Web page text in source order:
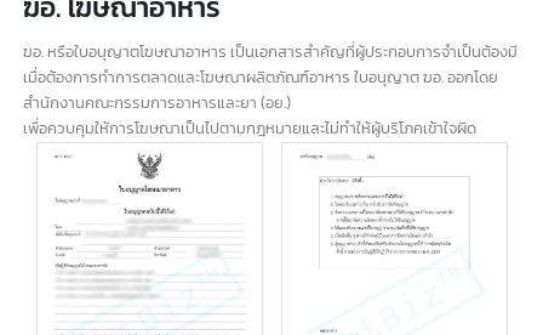
6. 获得许可证延期
6.1 接受更新营业执照医疗器械/化妆品/食品/危险品
6.2 接收产品发票医疗器械/化妆品/食品/危险品
ลูกค้า อย. บางส่วน ของเรา
ฆอ. โฆษณาอาหาร